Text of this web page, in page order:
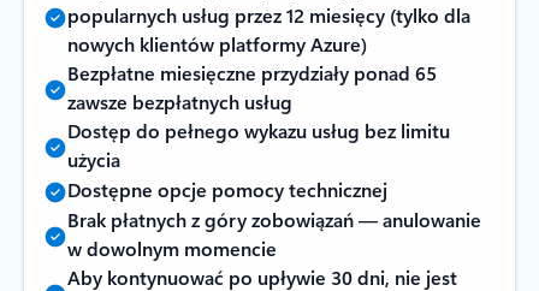
popularnych usług przez 12 miesięcy (tylko dla
nowych klientów platformy Azure)
Bezpłatne miesięczne przydziały ponad 65
zawsze bezpłatnych usług
Dostęp do pełnego wykazu usług bez limitu
użycia
Dostępne opcje pomocy technicznej
Brak płatnych z góry zobowiązań — anulowanie
w dowolnym momencie
Aby kontynuować po upływie 30 dni, nie jest